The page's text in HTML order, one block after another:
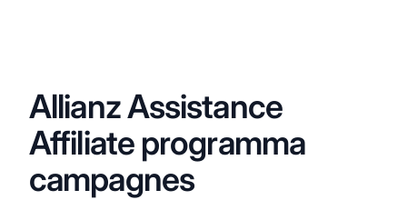
Allianz Assistance
Affiliate programma
campagnes